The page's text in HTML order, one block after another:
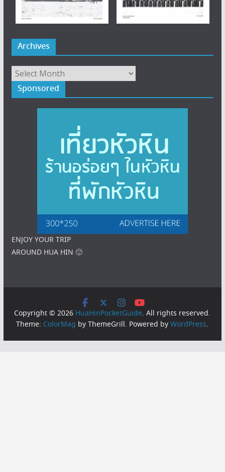
Archives
Archives
Sponsored
ENJOY YOUR TRIP
AROUND HUA HIN 🙂
Copyright © 2026 HuaHinPocketGuide. All rights reserved.
Theme: ColorMag by ThemeGrill. Powered byWordPress.